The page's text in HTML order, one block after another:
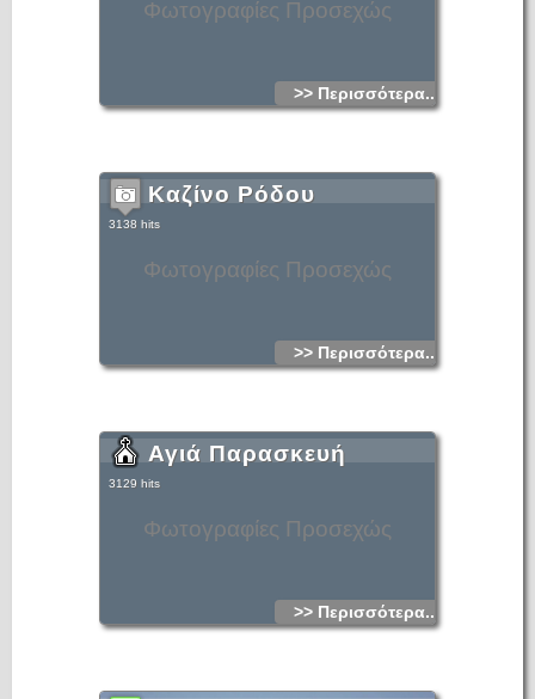
Φωτογραφίες Προσεχώς
>> Περισσότερα...
Φωτογραφίες Προσεχώς
Καζίνο Ρόδου
3138 hits
>> Περισσότερα...
Φωτογραφίες Προσεχώς
Αγιά Παρασκευή
3129 hits
>> Περισσότερα...